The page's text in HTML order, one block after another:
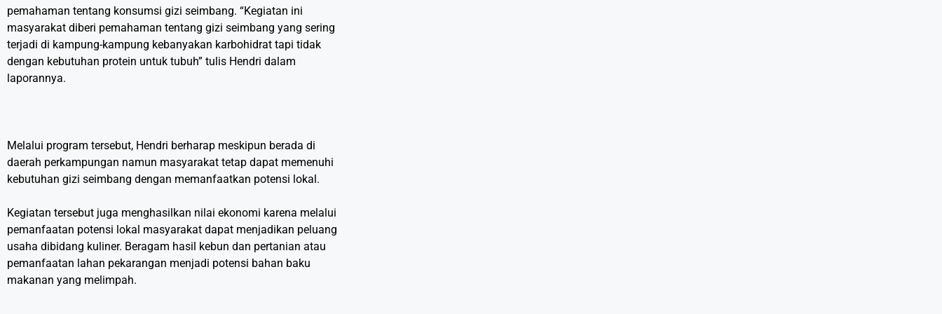
pemahaman tentang konsumsi gizi seimbang. “Kegiatan ini
masyarakat diberi pemahaman tentang gizi seimbang yang sering
terjadi di kampung-kampung kebanyakan karbohidrat tapi tidak
dengan kebutuhan protein untuk tubuh” tulis Hendri dalam
laporannya.
Melalui program tersebut, Hendri berharap meskipun berada di
daerah perkampungan namun masyarakat tetap dapat memenuhi
kebutuhan gizi seimbang dengan memanfaatkan potensi lokal.
Kegiatan tersebut juga menghasilkan nilai ekonomi karena melalui
pemanfaatan potensi lokal masyarakat dapat menjadikan peluang
usaha dibidang kuliner. Beragam hasil kebun dan pertanian atau
pemanfaatan lahan pekarangan menjadi potensi bahan baku
makanan yang melimpah.